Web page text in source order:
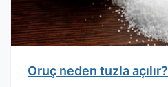
Oruç neden tuzla açılır?